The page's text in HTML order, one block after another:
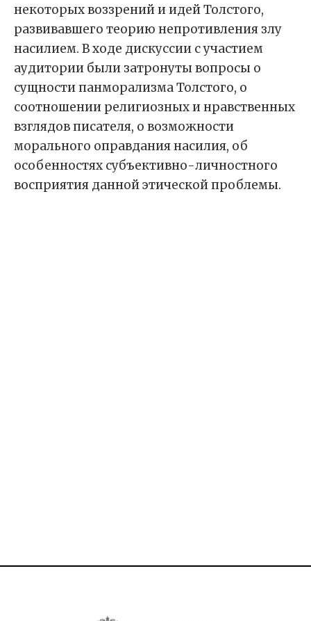
некоторых воззрений и идей Толстого,
развивавшего теорию непротивления злу
насилием. В ходе дискуссии с участием
аудитории были затронуты вопросы о
сущности панморализма Толстого, о
соотношении религиозных и нравственных
взглядов писателя, о возможности
морального оправдания насилия, об
особенностях субъективно-личностного
восприятия данной этической проблемы.